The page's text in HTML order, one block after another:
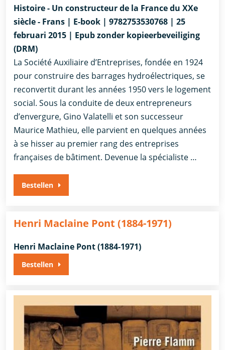
Histoire - Un constructeur de la France du XXe
siècle - Frans | E-book | 9782753530768 | 25
februari 2015 | Epub zonder kopieerbeveiliging
(DRM)
La Société Auxiliaire d’Entreprises, fondée en 1924
pour construire des barrages hydroélectriques, se
reconvertit durant les années 1950 vers le logement
social. Sous la conduite de deux entrepreneurs
d’envergure, Gino Valatelli et son successeur
Maurice Mathieu, elle parvient en quelques années
à se hisser au premier rang des entreprises
françaises de bâtiment. Devenue la spécialiste …
Bestellen
Henri Maclaine Pont (1884-1971)
Henri Maclaine Pont (1884-1971)
Bestellen